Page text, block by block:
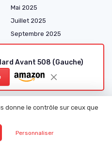
Avant 508 (Gauche)
Mai 2025
Juillet 2025
Septembre 2025
Novembre 2025
Janvier 2026
Mars 2026
donne le contrôle sur ceux que
Personnaliser